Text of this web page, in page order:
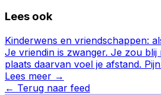
Lees ook
Kinderwens en vriendschappen:
Je vriendin is zwanger. Je zou blij
plaats daarvan voel je afstand.
Lees meer →
← Terug naar feed